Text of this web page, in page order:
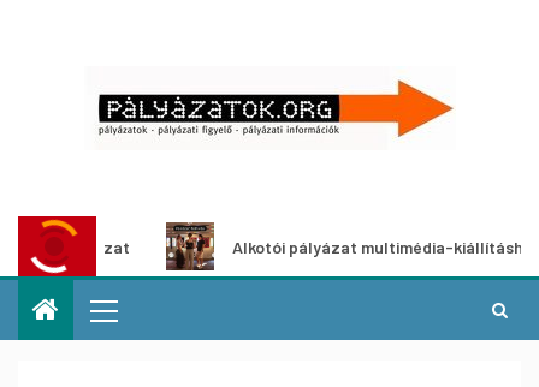
Alkotói pályázat multimédia-kiállításhoz